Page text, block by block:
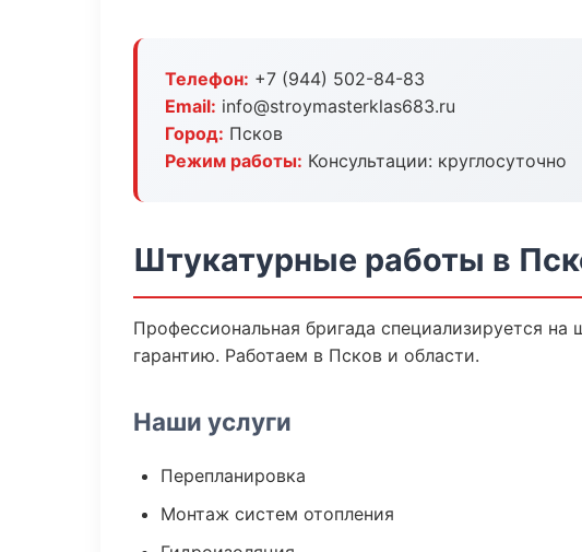
Телефон: +7 (944) 502-84-83
Email: info@stroymasterklas683.ru
Город: Псков
Режим работы: Консультации: круглосуточно
Штукатурные работы в
Профессиональная бригада специализируется
гарантию. Работаем в Псков и области.
Наши услуги
Перепланировка
Монтаж систем отопления